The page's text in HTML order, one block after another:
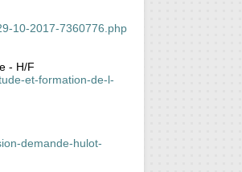
10-2017-7360776.php
- H/F
et-formation-de-l-
demande-hulot-